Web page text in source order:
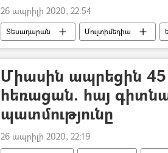
26 ապրիլի 2020, 22:54
Տեսադարան Մուլտիմեդիա
կարանտին
Միասին ապրեցին
հեռացան. հայ
պատմությունը
26 ապրիլի 2020, 22:19